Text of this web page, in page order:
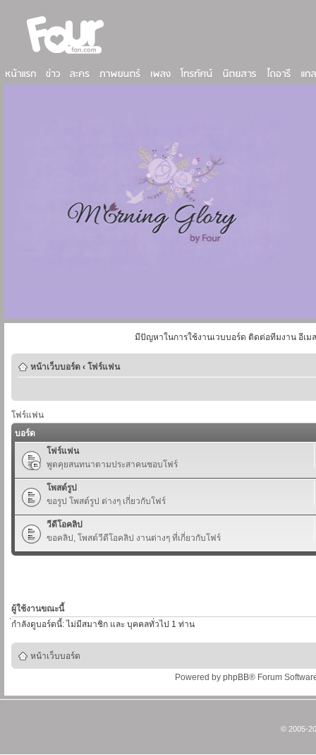
มีปัญหาในการใช้งานเวบบอร์ด ติดต่อทีมงาน อีเม
หน้าเว็บบอร์ด ‹ โฟร์แฟน
โฟร์แฟน
บอร์ด
โฟร์แฟน
พูดคุยสนทนาตามประสาคนชอบโฟร์
โพสต์รูป
ขอรูป โพสต์รูป ต่างๆ เกี่ยวกับโฟร์
วีดีโอคลิป
ขอคลิป, โพสต์วีดีโอคลิป งานต่างๆ ที่เกี่ยวกับโฟร์
ผู้ใช้งานขณะนี้
่กำลังดูบอร์ดนี้: ไม่มีสมาชิก และ บุคคลทั่วไป 1 ท่าน
หน้าเว็บบอร์ด
Powered by phpBB® Forum
© 2005-